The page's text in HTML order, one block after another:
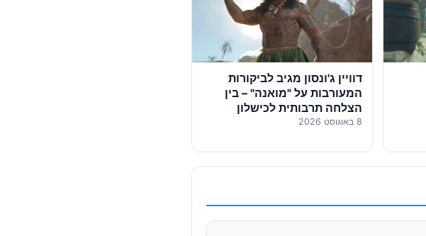
דוויין ג'ונסון מגיב לביקורות
המעורבות על "מואנה" – בין
הצלחה תרבותית לכישלון
בקופות
8 באוגוסט 2026